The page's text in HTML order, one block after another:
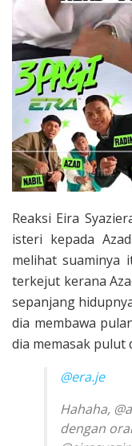
Reaksi Eira
isteri kepada
melihat suaminya
terkejut kerana
sepanjang
dia membawa
dia memasak pulut
@era.je
Hahaha,
dengan